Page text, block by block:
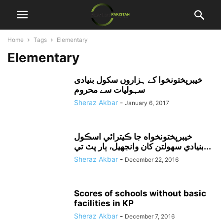
Home Tags Elementary
Elementary
خیبرپختونخوا کے ہزاروں سکول بنیادی
سہولیات سے محروم
Sheraz Akbar - January 6, 2017
خيبرپختونخواه جا ڪيترائي اسڪول
بنيادي سهولتن کان وانجهيل، ٻار پٽ تي...
Sheraz Akbar - December 22, 2016
Scores of schools without basic
facilities in KP
Sheraz Akbar - December 7, 2016